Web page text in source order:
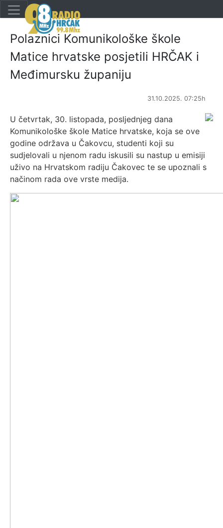
Polaznici Komunikološke škole
Matice hrvatske posjetili HRČAK i
Međimursku županiju
31.10.2025. 07:25h
U četvrtak, 30. listopada, posljednjeg dana
Komunikološke škole Matice hrvatske, koja se ove
godine održava u Čakovcu, studenti koji su
sudjelovali u njenom radu iskusili su nastup u emisiji
uživo na Hrvatskom radiju Čakovec te se upoznali s
načinom rada ove vrste medija.